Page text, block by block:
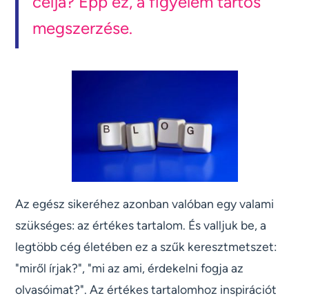
megszerzése.
Az egész sikeréhez azonban valóban egy valami
szükséges: az értékes tartalom. És valljuk be, a
legtöbb cég életében ez a szűk keresztmetszet:
"miről írjak?", "mi az ami, érdekelni fogja az
olvasóimat?". Az értékes tartalomhoz inspirációt